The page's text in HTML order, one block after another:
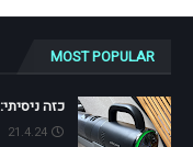
MOST POPULAR
כזה ניסיתי: Dreame H12 Dual
21.4.24